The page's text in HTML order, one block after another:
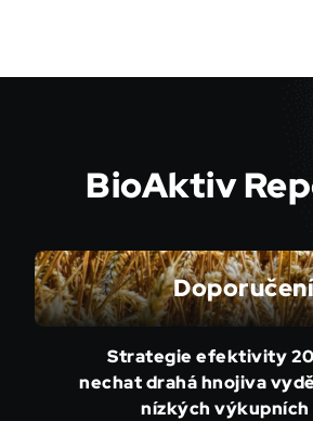
BioAktiv
Doporučení
Strategie efektivity
nechat drahá hnojiva
nízkých výkupních